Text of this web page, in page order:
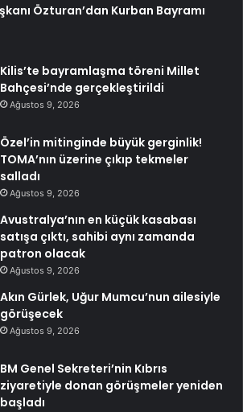
Özturan’dan Kurban Bayramı
Kilis’te bayramlaşma töreni Millet
Bahçesi’nde gerçekleştirildi
Ağustos 9, 2026
Özel’in mitinginde büyük gerginlik!
TOMA’nın üzerine çıkıp tekmeler
salladı
Ağustos 9, 2026
Avustralya’nın en küçük kasabası
satışa çıktı, sahibi aynı zamanda
patron olacak
Ağustos 9, 2026
Akın Gürlek, Uğur Mumcu’nun ailesiyle
görüşecek
Ağustos 9, 2026
BM Genel Sekreteri’nin Kıbrıs
ziyaretiyle donan görüşmeler yeniden
başladı